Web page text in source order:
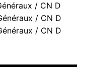
/ CN D
/ CN D
/ CN D